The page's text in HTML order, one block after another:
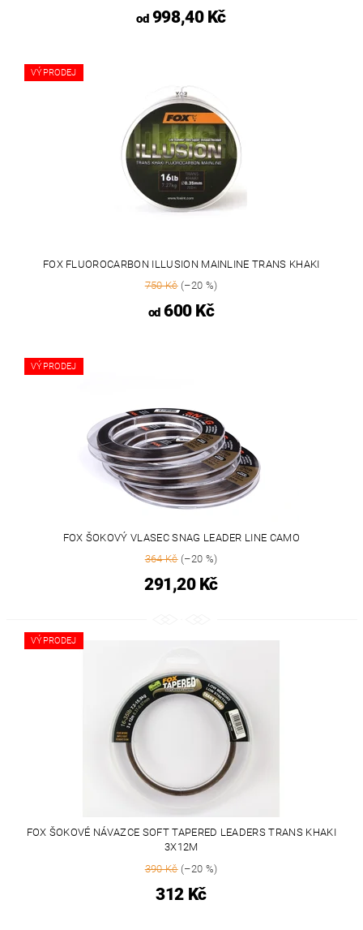
od998,40 Kč
VÝPRODEJ
FOX FLUOROCARBON ILLUSION MAINLINE TRANS KHAKI
750 Kč(–20 %)
od600 Kč
VÝPRODEJ
FOX ŠOKOVÝ VLASEC SNAG LEADER LINE CAMO
364 Kč(–20 %)
291,20 Kč
VÝPRODEJ
FOX ŠOKOVÉ NÁVAZCE SOFT TAPERED LEADERS TRANS KHAKI
3X12M
390 Kč(–20 %)
312 Kč